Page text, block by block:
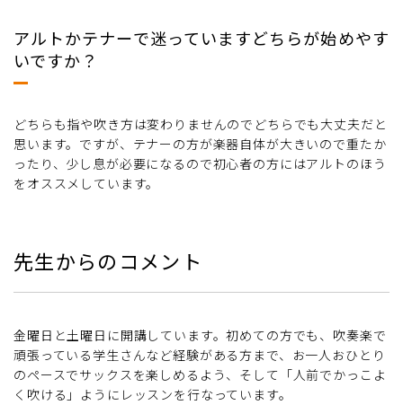
アルトかテナーで迷っていますどちらが始めやす
いですか？
どちらも指や吹き方は変わりませんのでどちらでも大丈夫だと
思います。ですが、テナーの方が楽器自体が大きいので重たか
ったり、少し息が必要になるので初心者の方にはアルトのほう
をオススメしています。
先生からのコメント
金曜日と土曜日に開講しています。初めての方でも、吹奏楽で
頑張っている学生さんなど経験がある方まで、お一人おひとり
のペースでサックスを楽しめるよう、そして「人前でかっこよ
く吹ける」ようにレッスンを行なっています。